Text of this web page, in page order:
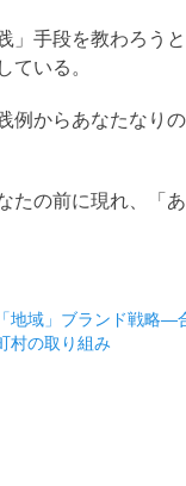
」手段を教わろう
いる。
例からあなたなり
の前に現れ、「
地域」ブランド戦略―
村の取り組み